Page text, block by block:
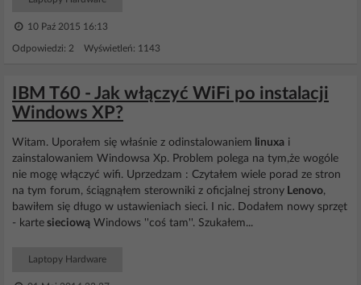
10 Paź 2015 16:13
Odpowiedzi: 2 Wyświetleń: 1143
IBM T60 - Jak włączyć WiFi po instalacji
Windows XP?
Witam. Uporałem się właśnie z odinstalowaniem linuxa i
zainstalowaniem Windowsa Xp. Problem polega na tym,że wogóle
nie mogę włączyć wifi. Uprzedzam : Czytałem wiele porad ze stron
na tym forum, ściągnąłem sterowniki z oficjalnej strony Lenovo,
bawiłem się długo w ustawieniach sieci. I nic. Dodałem nowy sprzęt
- karte sieciową Windows ''coś tam''. Szukałem...
Laptopy Hardware